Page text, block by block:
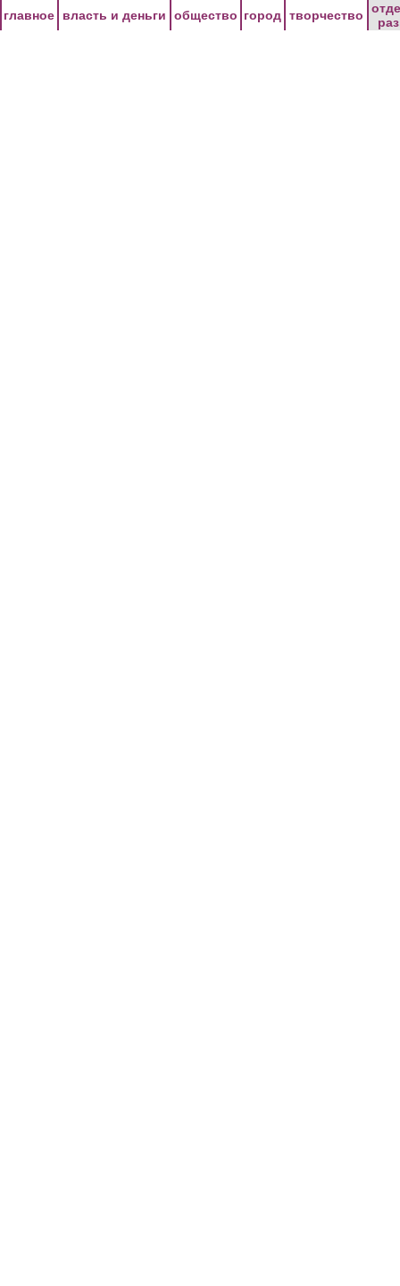
главное власть и деньги общество город творчество